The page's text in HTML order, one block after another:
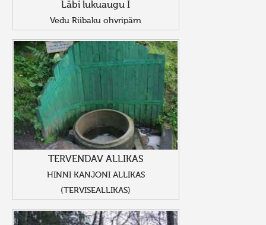
Läbi lukuaugu I
Vedu Riibaku ohvripärn
TERVENDAV ALLIKAS
HINNI KANJONI ALLIKAS
(TERVISEALLIKAS)